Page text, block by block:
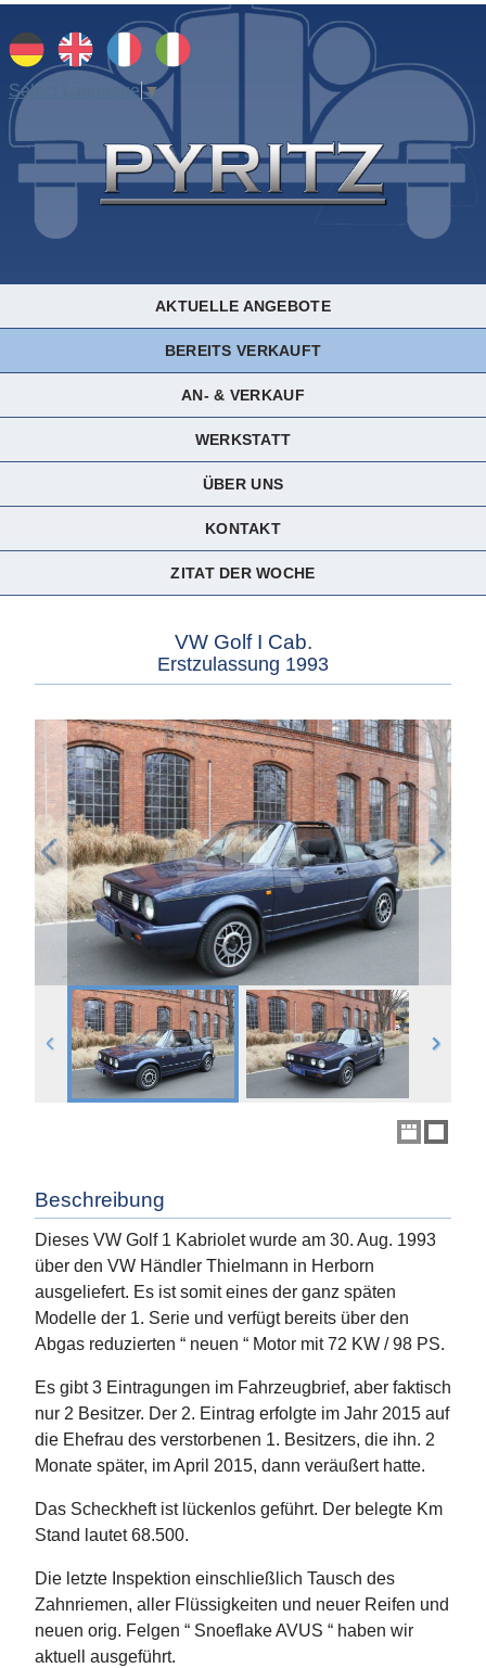
Select Language▼
AKTUELLE ANGEBOTE
BEREITS VERKAUFT
AN- & VERKAUF
WERKSTATT
ÜBER UNS
KONTAKT
ZITAT DER WOCHE
VW Golf I Cab.
Erstzulassung 1993
Beschreibung
Dieses VW Golf 1 Kabriolet wurde am 30. Aug. 1993
über den VW Händler Thielmann in Herborn
ausgeliefert. Es ist somit eines der ganz späten
Modelle der 1. Serie und verfügt bereits über den
Abgas reduzierten “ neuen “ Motor mit 72 KW / 98 PS.
Es gibt 3 Eintragungen im Fahrzeugbrief, aber faktisch
nur 2 Besitzer. Der 2. Eintrag erfolgte im Jahr 2015 auf
die Ehefrau des verstorbenen 1. Besitzers, die ihn. 2
Monate später, im April 2015, dann veräußert hatte.
Das Scheckheft ist lückenlos geführt. Der belegte Km
Stand lautet 68.500.
Die letzte Inspektion einschließlich Tausch des
Zahnriemen, aller Flüssigkeiten und neuer Reifen und
neuen orig. Felgen “ Snoeflake AVUS “ haben wir
aktuell ausgeführt.